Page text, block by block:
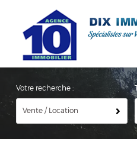
Votre recherche :
Vente / Location